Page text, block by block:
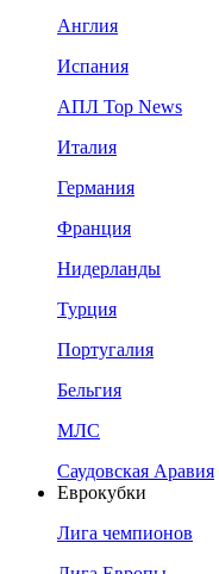
Англия
Испания
АПЛ Top News
Италия
Германия
Франция
Нидерланды
Турция
Португалия
Бельгия
МЛС
Саудовская Аравия
Еврокубки
Лига чемпионов